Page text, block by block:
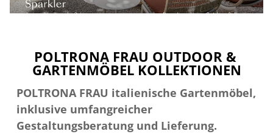
POLTRONA FRAU OUTDOOR &
GARTENMÖBEL KOLLEKTIONEN
POLTRONA FRAU italienische Gartenmöbel,
inklusive umfangreicher
Gestaltungsberatung und Lieferung.